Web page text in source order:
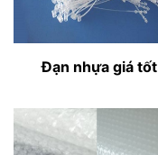
Đạn nhựa giá tốt